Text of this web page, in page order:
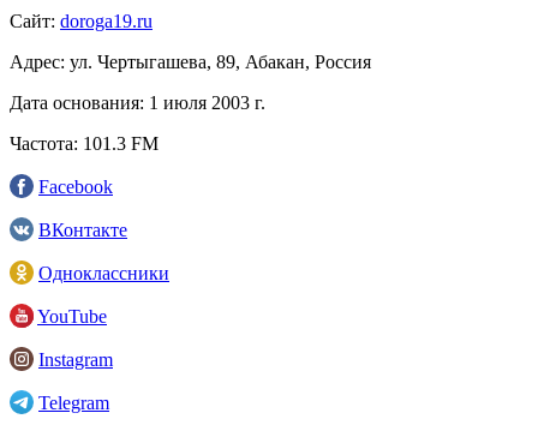
Сайт: doroga19.ru
Адрес: ул. Чертыгашева, 89, Абакан, Россия
Дата основания: 1 июля 2003 г.
Частота: 101.3 FM
Facebook
ВКонтакте
Одноклассники
YouTube
Instagram
Telegram